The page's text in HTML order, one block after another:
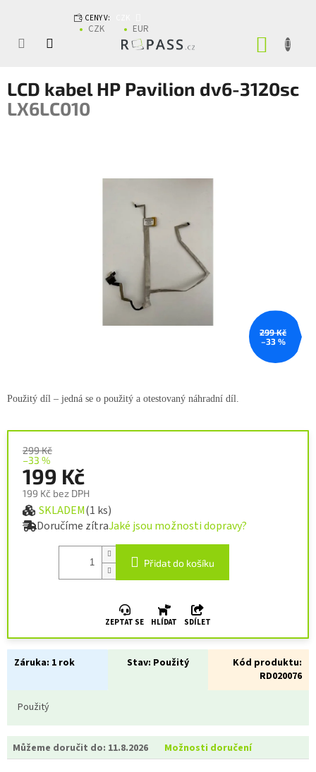
CENY V:
CZK EUR
LCD kabel HP Pavilion dv6-3120sc
LX6LC010
299 Kč
–33 %
299 Kč
–33 %
199 Kč
199 Kč bez DPH
Měrná cena:
SKLADEM(1 ks)
Doručíme zítraJaké jsou možnosti dopravy?
Přidat do košíku
ZEPTAT SE HLÍDAT SDÍLET
Záruka: 1 rok Stav: Použitý
Kód produktu:
RD020076
Použitý
Můžeme doručit do: 11.8.2026 Možnosti doručení
Použitý díl – jedná se o použitý a otestovaný náhradní díl.